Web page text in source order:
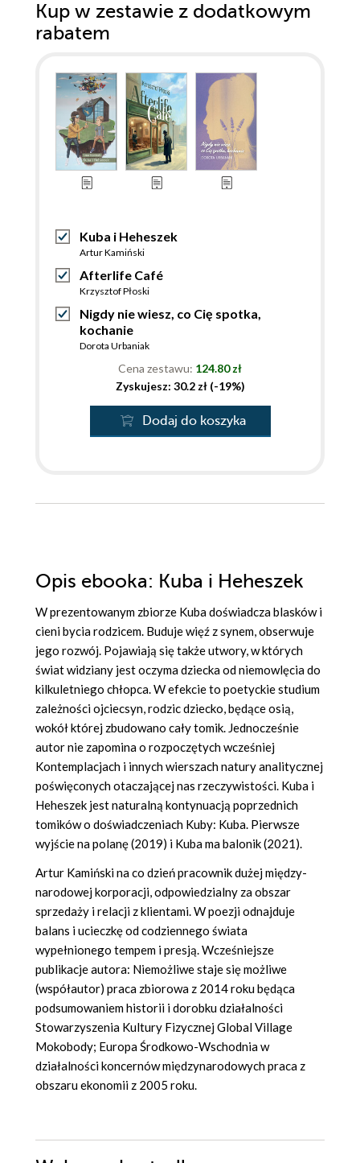
Kup w zestawie z dodatkowym
rabatem
Kuba i Heheszek
Artur Kamiński
Afterlife Café
Krzysztof Płoski
Nigdy nie wiesz, co Cię spotka,
kochanie
Dorota Urbaniak
Cena zestawu: 124.80 zł
Zyskujesz: 30.2 zł (-19%)
Dodaj do koszyka
Opis ebooka: Kuba i Heheszek
W prezentowanym zbiorze Kuba doświadcza blasków i
cieni bycia rodzicem. Buduje więź z synem, obserwuje
jego rozwój. Pojawiają się także utwory, w których
świat widziany jest oczyma dziecka od niemowlęcia do
kilkuletniego chłopca. W efekcie to poetyckie studium
zależności ojciecsyn, rodzic dziecko, będące osią,
wokół której zbudowano cały tomik. Jednocześnie
autor nie zapomina o rozpoczętych wcześniej
Kontemplacjach i innych wierszach natury analitycznej
poświęconych otaczającej nas rzeczywistości. Kuba i
Heheszek jest naturalną kontynuacją poprzednich
tomików o doświadczeniach Kuby: Kuba. Pierwsze
wyjście na polanę (2019) i Kuba ma balonik (2021).
Artur Kamiński na co dzień pracownik dużej między-
narodowej korporacji, odpowiedzialny za obszar
sprzedaży i relacji z klientami. W poezji odnajduje
balans i ucieczkę od codziennego świata
wypełnionego tempem i presją. Wcześniejsze
publikacje autora: Niemożliwe staje się możliwe
(współautor) praca zbiorowa z 2014 roku będąca
podsumowaniem historii i dorobku działalności
Stowarzyszenia Kultury Fizycznej Global Village
Mokobody; Europa Środkowo-Wschodnia w
działalności koncernów międzynarodowych praca z
obszaru ekonomii z 2005 roku.